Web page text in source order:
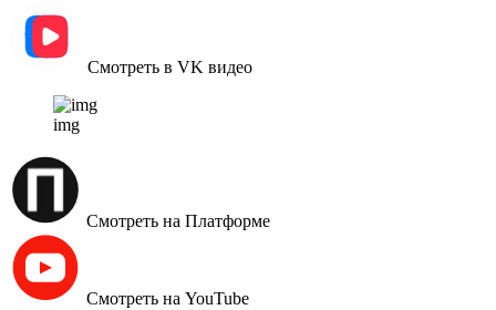
Смотреть в VK видео
img
Смотреть на Платформе
Смотреть на YouTube